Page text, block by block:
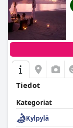
Tiedot
Kategoriat
Kylpylä